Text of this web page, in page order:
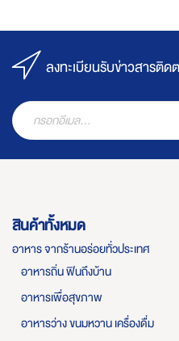
ลงทะเบียนรับข่าวสารติด
สินค้าทั้งหมด
อาหาร จากร้านอร่อยทั่วประเทศ
อาหารถิ่น ฟินถึงบ้าน
อาหารเพื่อสุขภาพ
อาหารว่าง ขนมหวาน เครื่องดื่ม